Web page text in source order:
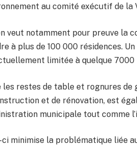
au comité exécutif de la
veut notamment pour preuve la
à plus de 100 000 résidences.
limitée à quelque 7000
les restes de table et rognures de
et de rénovation, est
municipale tout comme
minimise la problématique liée